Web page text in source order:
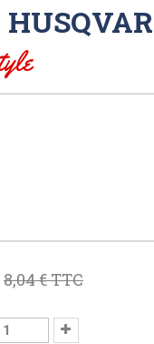
8,04 €TTC